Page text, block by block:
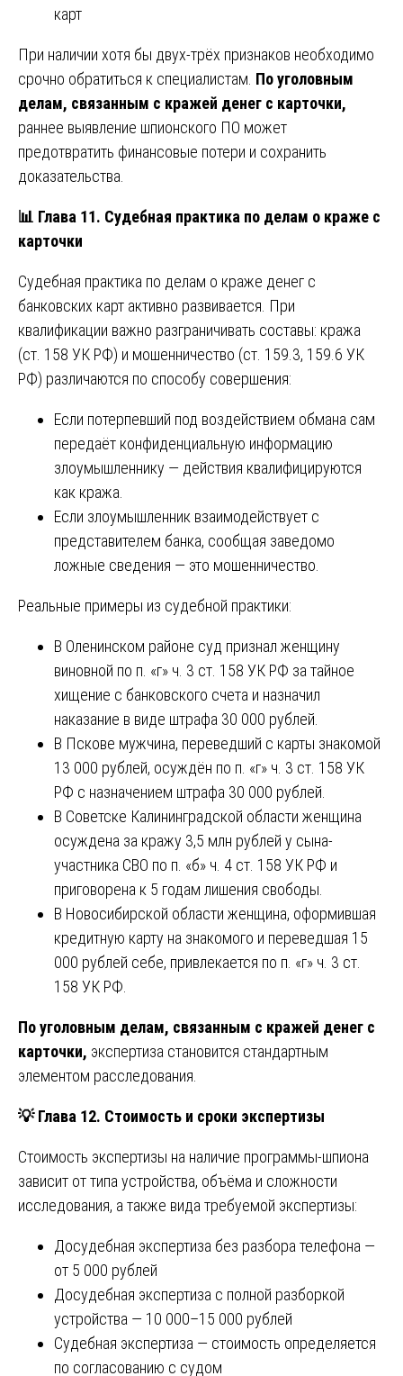
карт
При наличии хотя бы двух-трёх признаков необходимо
срочно обратиться к специалистам. По уголовным
делам, связанным с кражей денег с карточки,
раннее выявление шпионского ПО может
предотвратить финансовые потери и сохранить
доказательства.
📊 Глава 11. Судебная практика по делам о краже с
карточки
Судебная практика по делам о краже денег с
банковских карт активно развивается. При
квалификации важно разграничивать составы: кража
(ст. 158 УК РФ) и мошенничество (ст. 159.3, 159.6 УК
РФ) различаются по способу совершения:
Если потерпевший под воздействием обмана сам
передаёт конфиденциальную информацию
злоумышленнику — действия квалифицируются
как кража.
Если злоумышленник взаимодействует с
представителем банка, сообщая заведомо
ложные сведения — это мошенничество.
Реальные примеры из судебной практики:
В Оленинском районе суд признал женщину
виновной по п. «г» ч. 3 ст. 158 УК РФ за тайное
хищение с банковского счета и назначил
наказание в виде штрафа 30 000 рублей.
В Пскове мужчина, переведший с карты знакомой
13 000 рублей, осуждён по п. «г» ч. 3 ст. 158 УК
РФ с назначением штрафа 30 000 рублей.
В Советске Калининградской области женщина
осуждена за кражу 3,5 млн рублей у сына-
участника СВО по п. «б» ч. 4 ст. 158 УК РФ и
приговорена к 5 годам лишения свободы.
В Новосибирской области женщина, оформившая
кредитную карту на знакомого и переведшая 15
000 рублей себе, привлекается по п. «г» ч. 3 ст.
158 УК РФ.
По уголовным делам, связанным с кражей денег с
карточки, экспертиза становится стандартным
элементом расследования.
💡Глава 12. Стоимость и сроки экспертизы
Стоимость экспертизы на наличие программы-шпиона
зависит от типа устройства, объёма и сложности
исследования, а также вида требуемой экспертизы:
Досудебная экспертиза без разбора телефона —
от 5 000 рублей
Досудебная экспертиза с полной разборкой
устройства — 10 000–15 000 рублей
Судебная экспертиза — стоимость определяется
по согласованию с судом